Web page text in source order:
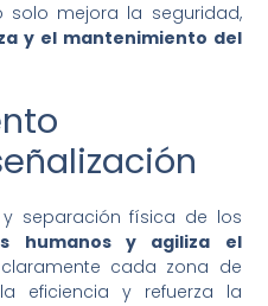
solo mejora la seguridad,
y el mantenimiento del
separación física de los
humanos y agiliza el
cada zona de
eficiencia y refuerza la